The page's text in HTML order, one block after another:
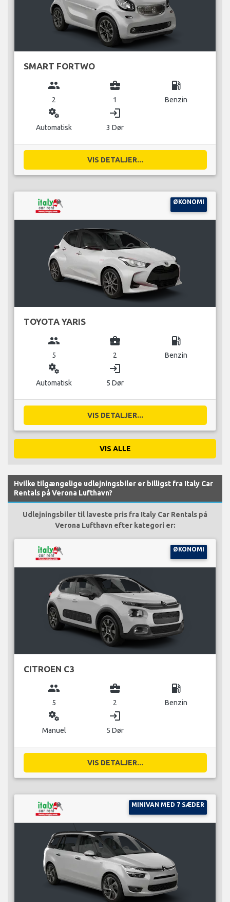
SMART FORTWO
group
2
business_center
1
local_gas_station
Benzin
miscellaneous_services
Automatisk
login
3 Dør
VIS DETALJER...
ØKONOMI
TOYOTA YARIS
group
5
business_center
2
local_gas_station
Benzin
miscellaneous_services
Automatisk
login
5 Dør
VIS DETALJER...
VIS ALLE
Hvilke tilgængelige udlejningsbiler er billigst fra Italy Car
Rentals på Verona Lufthavn?
Udlejningsbiler til laveste pris fra Italy Car Rentals på
Verona Lufthavn efter kategori er:
ØKONOMI
CITROEN C3
group
5
business_center
2
local_gas_station
Benzin
miscellaneous_services
Manuel
login
5 Dør
VIS DETALJER...
MINIVAN MED 7 SÆDER